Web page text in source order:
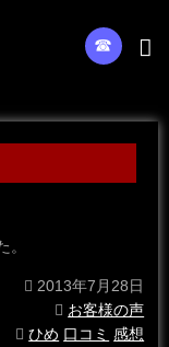
☎︎
2013年7月28日
お客様の声
ひめ 口コミ 感想